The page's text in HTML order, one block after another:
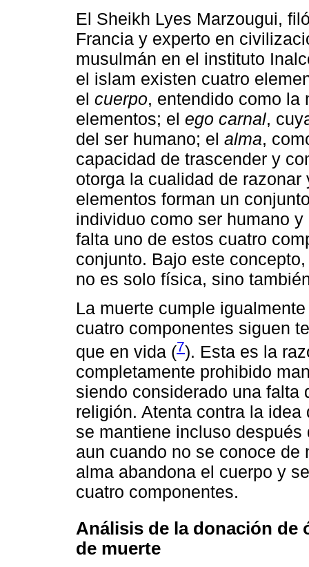
El Sheikh Lyes Marzougui,
Francia y experto en
musulmán en el instituto
el islam existen cuatro
el cuerpo, entendido como la
elementos; el ego carnal,
del ser humano; el alma,
capacidad de trascender y
otorga la cualidad de
elementos forman un
individuo como ser humano
falta uno de estos cuatro
conjunto. Bajo este
no es solo física, sino
La muerte cumple
cuatro componentes siguen
que en vida (7). Esta es la
completamente prohibido
siendo considerado una falta
religión. Atenta contra la
se mantiene incluso
aun cuando no se conoce de
alma abandona el cuerpo y
cuatro componentes.
Análisis de la donación de
de muerte